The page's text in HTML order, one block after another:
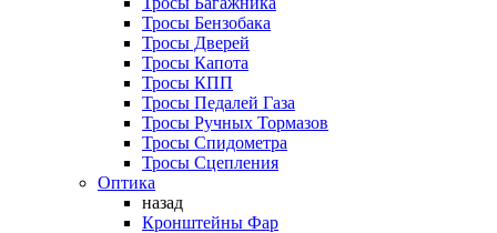
Тросы Бензобака
Тросы Дверей
Тросы Капота
Тросы КПП
Тросы Педалей Газа
Тросы Ручных Тормазов
Тросы Спидометра
Тросы Сцепления
Оптика
назад
Кронштейны Фар